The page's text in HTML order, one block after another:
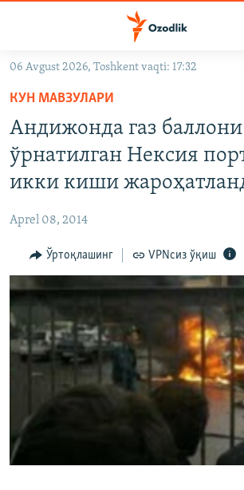
Асосий
навигацияга
ўтинг
Қидиришга
ўтинг
OZODARXIV
На русском
ИЖТИМОИЙ ТАРМОҚЛАР
Озодлик бошқа тилларда
06 Avgust 2026, Toshkent vaqti: 17:32
КУН МАВЗУЛАРИ
Андижонда газ баллони
ўрнатилган Нексия
икки киши
Aprel 08, 2014
Ўртоқлашинг VPNсиз ўқиш